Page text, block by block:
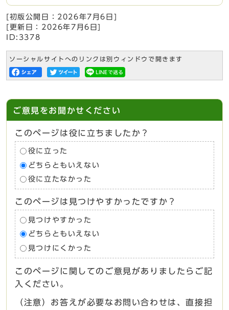
[初版公開日： 2026年7月6日
[更新日： 2026年7月6日
ID:3378
ソーシャルサイトへのリンクは別ウィンドウで開きます
ご意見をお聞かせください
このページは役に立ちましたか？
役に立った
どちらともいえない
役に立たなかった
このページは見つけやすかったですか？
見つけやすかった
どちらともいえない
見つけにくかった
このページに関してのご意見がありましたらご記
入ください。
（注意）お答えが必要なお問い合わせは、直接担